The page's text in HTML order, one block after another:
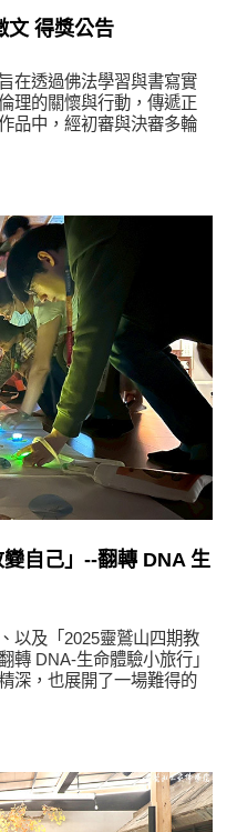
文 得獎公告
在透過佛法學習與書寫實
理的關懷與行動，傳遞正
品中，經初審與決審多輪
自己」--翻轉 DNA 生
以及「2025靈鷲山四期教
轉 DNA-生命體驗小旅行」
深，也展開了一場難得的
學習分享